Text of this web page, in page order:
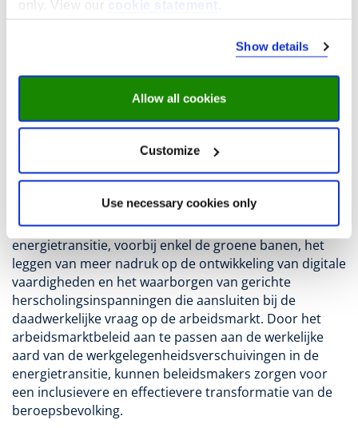
only. View our
cookie statement
Show details
Allow all cookies
Customize
Use necessary cookies only
verband houden met de energietransitie strikt kunnen
meerderheid van de beroepen die nodig zijn voor de
implementatie van energietransitietechnologieën is
afhankelijk van niet-groene vaardigheden, waarbij
digitale competenties in veel transitiegerelateerde
beroepen belangrijker lijken te zijn dan groene
expertise. Deze inzichten vormen een uitdaging voor
conventionele beleidsveronderstellingen die groene
vaardigheden beschouwen als de voornaamste route
rechtvaardige transitie omvatten het verbreden van de
definitie van banen die nodig zijn voor de
energietransitie, voorbij enkel de groene banen, het
leggen van meer nadruk op de ontwikkeling van digitale
vaardigheden en het waarborgen van gerichte
herscholingsinspanningen die aansluiten bij de
daadwerkelijke vraag op de arbeidsmarkt. Door het
arbeidsmarktbeleid aan te passen aan de werkelijke
aard van de werkgelegenheidsverschuivingen in de
energietransitie, kunnen beleidsmakers zorgen voor
een inclusievere en effectievere transformatie van de
beroepsbevolking.